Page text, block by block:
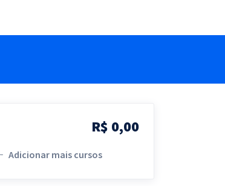
R$ 0,00
Adicionar mais cursos